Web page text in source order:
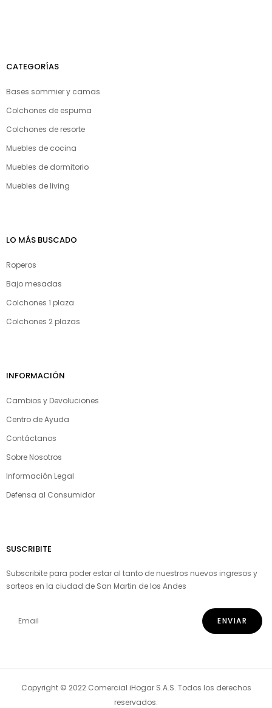
CATEGORÍAS
Bases sommier y camas
Colchones de espuma
Colchones de resorte
Muebles de cocina
Muebles de dormitorio
Muebles de living
LO MÁS BUSCADO
Roperos
Bajo mesadas
Colchones 1 plaza
Colchones 2 plazas
INFORMACIÓN
Cambios y Devoluciones
Centro de Ayuda
Contáctanos
Sobre Nosotros
Información Legal
Defensa al Consumidor
SUSCRIBITE
Subscribite para poder estar al tanto de nuestros nuevos ingresos y
sorteos en la ciudad de San Martin de los Andes
Copyright © 2022 Comercial iHogar S.A.S. Todos los derechos
reservados.